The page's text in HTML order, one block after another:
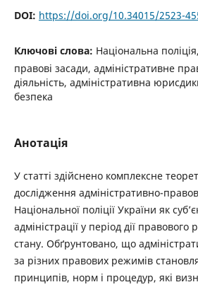
DOI: https://doi.org/10.34015/2523-
Ключові слова: Національна
правові засади, адміністративне
діяльність, адміністративна
безпека
Анотація
У статті здійснено комплексне
дослідження адміністративно-
Національної поліції України як
адміністрації у період дії
стану. Обґрунтовано, що
за різних правових режимів
принципів, норм і процедур, які